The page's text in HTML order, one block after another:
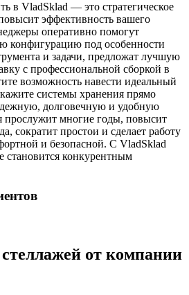
в VladSklad — это стратегическое
эффективность вашего
оперативно помогут
конфигурацию под особенности
и задачи, предложат лучшую
с профессиональной сборкой в
возможность навести идеальный
системы хранения прямо
долговечную и удобную
прослужит многие годы, повысит
сократит простои и сделает работу
и безопасной. С VladSklad
становится конкурентным
от компании